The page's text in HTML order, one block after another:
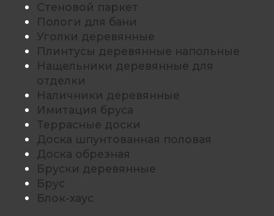
Стеновой паркет
Пологи для бани
Уголки деревянные
Плинтусы деревянные напольные
Нащельники деревянные для
отделки
Наличники деревянные
Имитация бруса
Террасные доски
Доска шпунтованная половая
Доска обрезная
Бруски деревянные
Брус
Блок-хаус